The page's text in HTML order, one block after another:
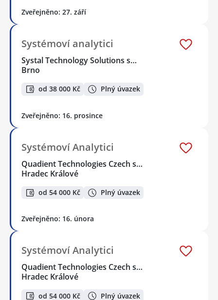
Zveřejněno: 27. září
Systémoví analytici
Systal Technology Solutions s…
Brno
od 38 000 Kč Plný úvazek
Zveřejněno: 16. prosince
Systémoví Analytici
Quadient Technologies Czech s…
Hradec Králové
od 54 000 Kč Plný úvazek
Zveřejněno: 16. února
Systémoví Analytici
Quadient Technologies Czech s…
Hradec Králové
od 54 000 Kč Plný úvazek